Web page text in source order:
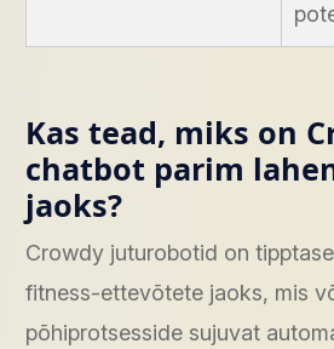
Kas tead, miks on
chatbot parim
jaoks?
Crowdy juturobotid on
fitness-ettevõtete jaoks, mis
põhiprotsesside sujuvat